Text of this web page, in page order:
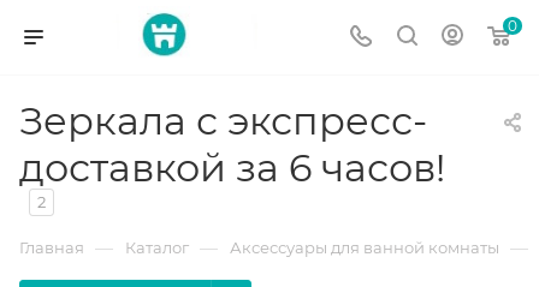
0
Зеркала с экспресс-
доставкой за 6 часов!
2
Главная — Каталог — Аксессуары для ванной комнаты —